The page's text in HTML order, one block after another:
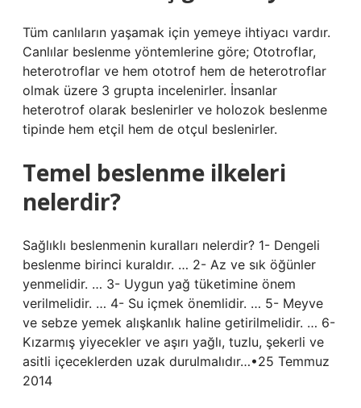
Tüm canlıların yaşamak için yemeye ihtiyacı vardır.
Canlılar beslenme yöntemlerine göre; Ototroflar,
heterotroflar ve hem ototrof hem de heterotroflar
olmak üzere 3 grupta incelenirler. İnsanlar
heterotrof olarak beslenirler ve holozok beslenme
tipinde hem etçil hem de otçul beslenirler.
Temel beslenme ilkeleri
nelerdir?
Sağlıklı beslenmenin kuralları nelerdir? 1- Dengeli
beslenme birinci kuraldır. … 2- Az ve sık öğünler
yenmelidir. … 3- Uygun yağ tüketimine önem
verilmelidir. … 4- Su içmek önemlidir. … 5- Meyve
ve sebze yemek alışkanlık haline getirilmelidir. … 6-
Kızarmış yiyecekler ve aşırı yağlı, tuzlu, şekerli ve
asitli içeceklerden uzak durulmalıdır…•25 Temmuz
2014